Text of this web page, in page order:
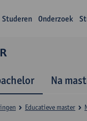
Studeren Onderzoek
Na
Educatieve master